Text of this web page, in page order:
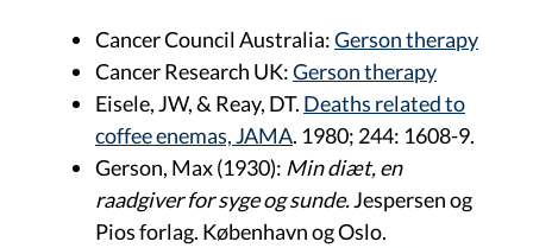
Cancer Council Australia:Gerson therapy
Cancer Research UK:Gerson therapy
Eisele, JW, & Reay, DT. Deaths related to
coffee enemas, JAMA. 1980; 244: 1608-9.
Gerson, Max (1930): Min diæt, en
raadgiver for syge og sunde.Jespersen og
Pios forlag. København og Oslo.